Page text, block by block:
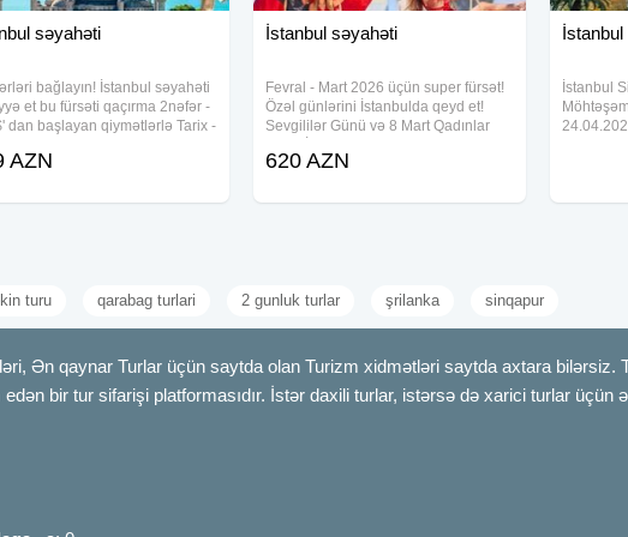
nəzərdə tutulub
səyahəti
bağlayın! İstanbul səyahəti
et bu fürsəti qaçırma 2nəfər -
dan başlayan qiymətlərlə Tarix -
- 4gecə / 5gün Möhtəşəm
AZN
İstanbul səyahəti
Fevral - Mart 2026 üçün super fürsət!
Özəl günlərini İstanbulda qeyd et!
Sevgililər Günü və 8 Mart Qadınlar
aviabileti Oteldə gecələmə Səhər
620 AZN
İstanbul
turu qarabag turlari 2 gunluk turlar şrilanka sinqapur
Ən qaynar Turlar üçün saytda olan Turizm xidmətləri saytda axtara bilərsiz.
bir tur sifarişi platformasıdır. İstər daxili turlar, istərsə də xarici turlar üçün